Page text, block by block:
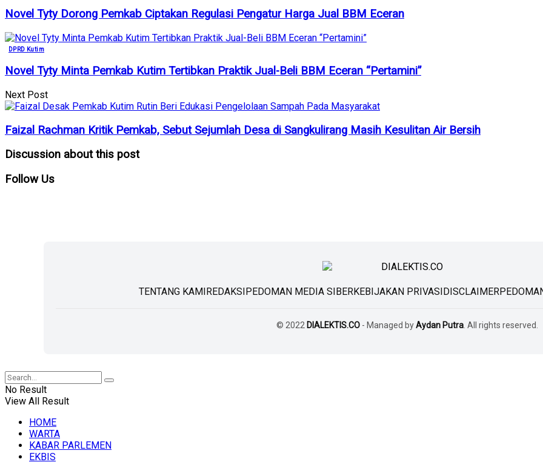
Novel Tyty Dorong Pemkab Ciptakan Regulasi Pengatur Harga Jual BBM Eceran
DPRD Kutim
Novel Tyty Minta Pemkab Kutim Tertibkan Praktik Jual-Beli BBM Eceran “Pertamini”
Next Post
Faizal Rachman Kritik Pemkab, Sebut Sejumlah Desa di Sangkulirang Masih Kesulitan Air Bersih
Discussion about this post
FollowUs
TENTANG KAMIREDAKSIPEDOMAN MEDIA SIBERKEBIJAKAN PRIVASIDISCLAIMER
© 2022 DIALEKTIS.CO - Managed byAydan Putra . All rights reserved.
No Result
View All Result
HOME
WARTA
KABAR PARLEMEN
EKBIS